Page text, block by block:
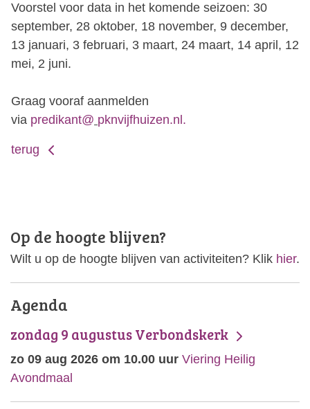
Voorstel voor data in het komende seizoen: 30
september, 28 oktober, 18 november, 9 december,
13 januari, 3 februari, 3 maart, 24 maart, 14 april, 12
mei, 2 juni.
Graag vooraf aanmelden
via predikant@ pknvijfhuizen.nl.
terug
Op de hoogte blijven?
Wilt u op de hoogte blijven van activiteiten? Klik hier.
Agenda
zondag 9 augustus Verbondskerk
zo 09 aug 2026 om 10.00 uur Viering Heilig
Avondmaal